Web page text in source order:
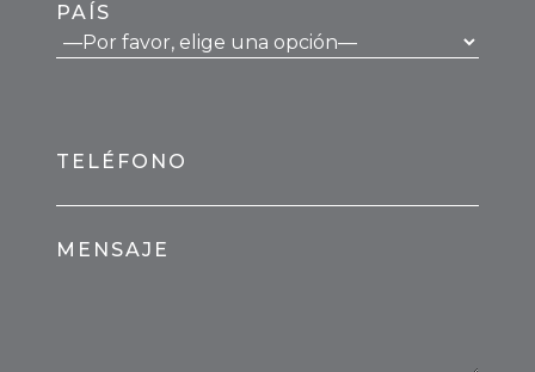
PAÍS
TELÉFONO
MENSAJE